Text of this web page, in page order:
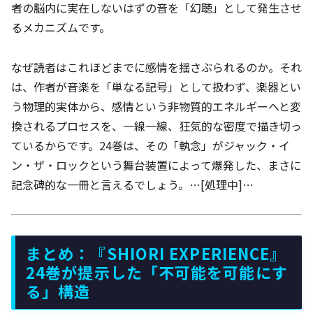
者の脳内に実在しないはずの音を「幻聴」として発生させ
るメカニズムです。
なぜ読者はこれほどまでに感情を揺さぶられるのか。それ
は、作者が音楽を「単なる記号」として扱わず、楽器とい
う物理的実体から、感情という非物質的エネルギーへと変
換されるプロセスを、一線一線、狂気的な密度で描き切っ
ているからです。24巻は、その「執念」がジャック・イ
ン・ザ・ロックという舞台装置によって爆発した、まさに
記念碑的な一冊と言えるでしょう。…[処理中]…
まとめ：『SHIORI EXPERIENCE』
24巻が提示した「不可能を可能にす
る」構造